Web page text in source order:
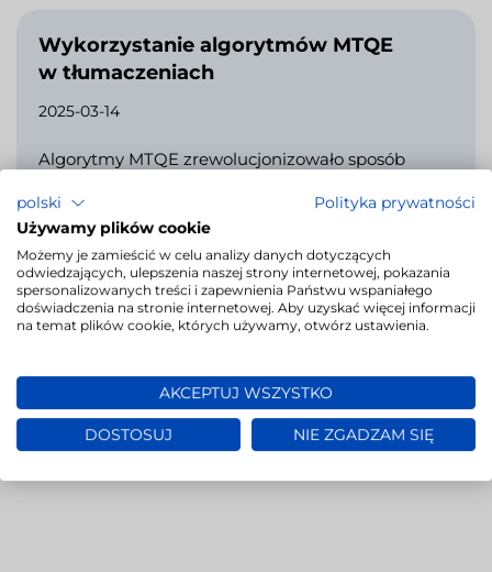
Wykorzystanie algorytmów MTQE
w tłumaczeniach
2025-03-14
Algorytmy MTQE zrewolucjonizowało sposób
Poprzednio omawialiśmy metryki TER i BLEU,
które również potrafią to robić, mając
do dyspozycji tekst referencyjny. A co jeśli
nie można odnieść się…
polski
Polityka prywatności
Używamy plików cookie
Możemy je zamieścić w celu analizy danych dotyczących
odwiedzających, ulepszenia naszej strony internetowej, pokazania
spersonalizowanych treści i zapewnienia Państwu wspaniałego
doświadczenia na stronie internetowej. Aby uzyskać więcej informacji
na temat plików cookie, których używamy, otwórz ustawienia.
AKCEPTUJ WSZYSTKO
DOSTOSUJ NIE ZGADZAM SIĘ